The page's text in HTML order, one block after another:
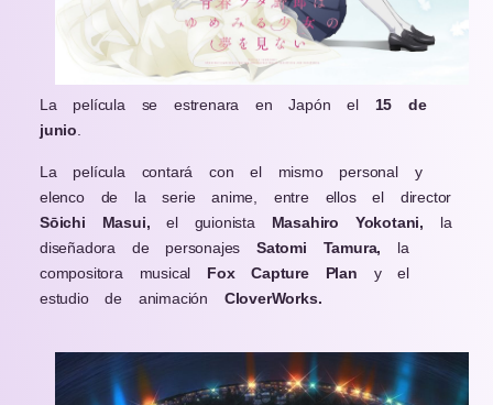
La película se estrenara en Japón el 15 de
junio.
La película contará con el mismo personal y
elenco de la serie anime, entre ellos el director
Sōichi Masui, el guionista Masahiro Yokotani, la
diseñadora de personajesSatomi Tamura, la
compositora musical Fox Capture Plan y el
estudio de animación CloverWorks.